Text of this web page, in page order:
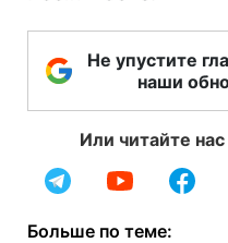
Не упустите
наши
Или читайте
Больше по теме: